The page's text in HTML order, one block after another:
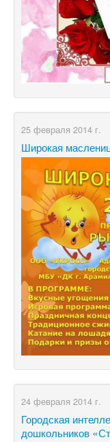
25 февраля 2014 г.
Широкая
24 февраля 2014 г.
Городская
дошкольников